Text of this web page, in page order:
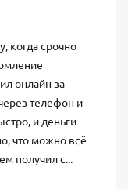
когда срочно
онлайн за
телефон и
и деньги
что можно всё
получил с...